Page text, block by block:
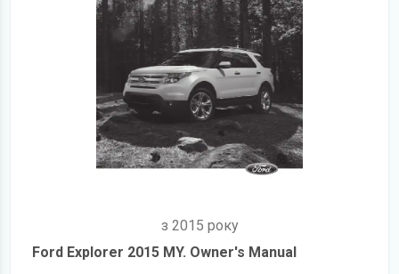
з 2015 року
Ford Explorer 2015 MY. Owner's Manual